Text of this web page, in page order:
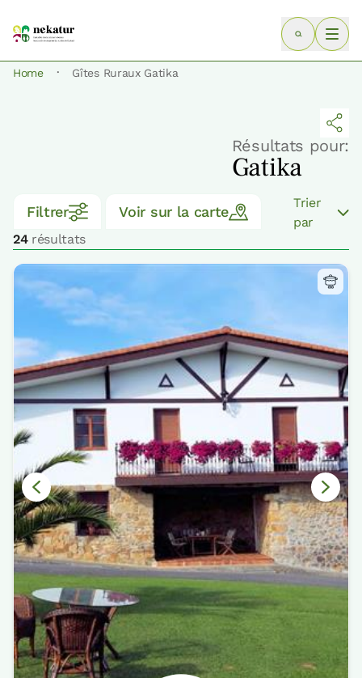
Home · Gîtes Ruraux Gatika
Résultats pour:
Gatika
Filtrer Voir sur la carte
24résultats
Trier
par